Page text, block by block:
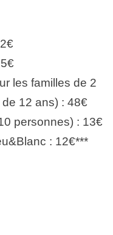
les familles de 2
12 ans) : 48€
personnes) : 13€
: 12€***